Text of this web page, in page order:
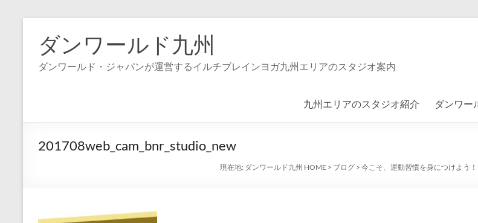
ダンワールド九州
ダンワールド・ジャパンが運営するイルチブレインヨガ九州エリアのスタジオ案内
九州エリアのスタジオ紹介 ダンワー
201708web_cam_bnr_studio_new
現在地: ダンワールド九州 HOME > ブログ > 今こそ、運動習慣を身につけよう